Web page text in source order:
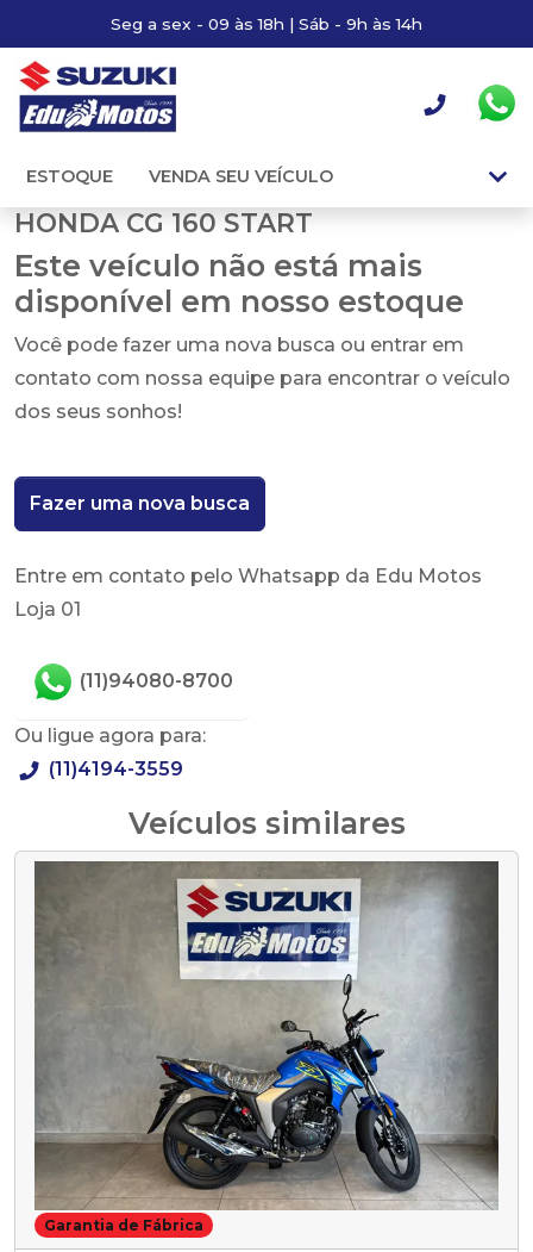
Seg a sex - 09 às 18h | Sáb - 9h às 14h
ESTOQUE VENDA SEU VEÍCULO
HONDA CG 160 START
Este veículo não está mais
disponível em nosso estoque
Você pode fazer uma nova busca ou entrar em
contato com nossa equipe para encontrar o veículo
dos seus sonhos!
Fazer uma nova busca
Entre em contato pelo Whatsapp da Edu Motos
Loja 01
(11)94080-8700
Ou ligue agora para:
(11)4194-3559
Veículos similares
Garantia de Fábrica